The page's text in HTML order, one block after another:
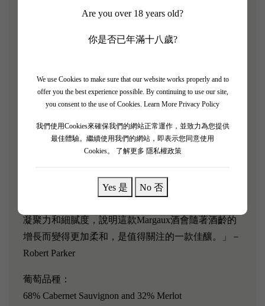
Are you over 18 years old?
你是否已年滿十八歲?
We use Cookies to make sure that our website works properly and to
offer you the best experience possible. By continuing to use our site,
you consent to the use of Cookies. Learn More Privacy Policy
我們使用Cookies來確保我們的網站正常運作，並致力為您提供
最佳體驗。繼續使用我們的網站，即表示您同意使用
Cookies。
了解更多 隱私權政策
Yes 是 No 否
【Chateau Cantenac Brown 2013 3支套裝】
Chateau Cantenac Brown位於波爾多左岸的Margaux產
酒莊評級中，被評為三級酒莊。到了19世紀末，
Chateau Cantenac Brown已經成為波爾多名莊。
息，混合著紅色和黑色果實、雪松木和煙草的味道，
而隨著時間的推移，一種迷人的糊狀香味漸漸出現；
酒體中等，萃取的量比同級酒較多一些。感覺肉質純
正，覆盆子、果實、橙皮和煙草的氣息在結構良好、
凝聚力和細膩度，說明這款Margaux酒會隨著酒齡的
增長而變得更加柔和，是值得關注的一款佳釀。」－
Robert Parker
葡萄品種：
68% Cabernet Sauvignon and 32% Merlot